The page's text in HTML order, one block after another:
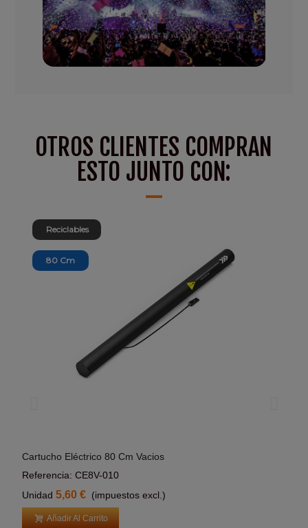
OTROS CLIENTES COMPRAN
ESTO JUNTO CON:
80 Cm
Reciclables
Añadir Al Carrito
Cartucho Eléctrico 80 Cm Vacios
Referencia: CE8V-010
Unidad 5,60 € (impuestos excl.)
Añadir Al Carrito